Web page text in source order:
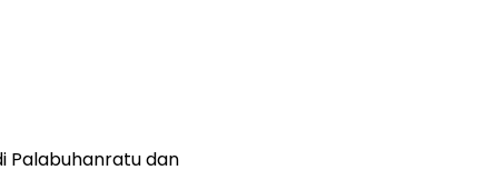
Palabuhanratu dan